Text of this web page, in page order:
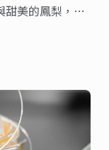
甜美的鳳梨，象
喜悅、甜蜜與